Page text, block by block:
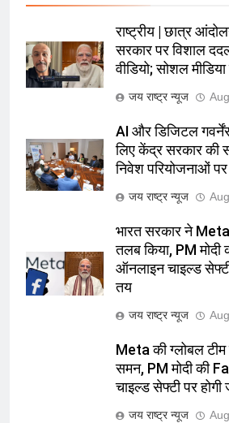
राष्ट्रीय | छात्र
सरकार पर विशाल
वीडियो; सोशल
जय राष्ट्र न्यूज
AI और डिजिटल
लिए केंद्र सरकार की
निवेश परियोजनाओं
जय राष्ट्र न्यूज
भारत सरकार ने
तलब किया, PM मोदी
ऑनलाइन चाइल्ड
तय
जय राष्ट्र न्यूज
Meta की ग्लोबल
समन, PM मोदी की
चाइल्ड सेफ्टी पर होगी
जय राष्ट्र न्यूज